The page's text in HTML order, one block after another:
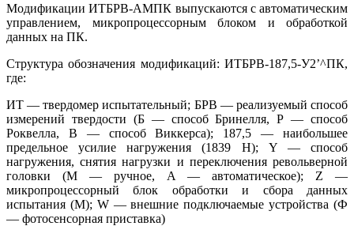
Модификации ИТБРВ-АМПК выпускаются с автоматическим
управлением, микропроцессорным блоком и обработкой
данных на ПК.
Структура обозначения модификаций: ИТБРВ-187,5-У2’^ПК,
где:
ИТ — твердомер испытательный; БРВ — реализуемый способ
измерений твердости (Б — способ Бринелля, Р — способ
Роквелла, В — способ Виккерса); 187,5 — наибольшее
предельное усилие нагружения (1839 Н); Y — способ
нагружения, снятия нагрузки и переключения револьверной
головки (М — ручное, А — автоматическое); Z —
микропроцессорный блок обработки и сбора данных
испытания (М); W — внешние подключаемые устройства (Ф
— фотосенсорная приставка)